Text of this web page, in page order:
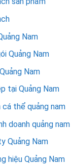
Nam
Quảng Nam
Nam
tại Quảng Nam
cá thể quảng nam
doanh quảng nam
Quảng Nam
hiệu Quảng Nam